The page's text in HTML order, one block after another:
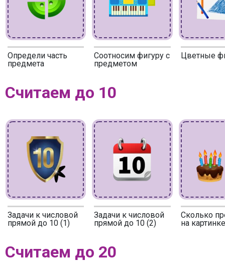
Определи часть
предмета
Соотносим фигуру с
предметом
Цветные
Считаем до 10
Задачи к числовой
прямой до 10 (1)
Задачи к числовой
прямой до 10 (2)
Сколько
на
Считаем до 20